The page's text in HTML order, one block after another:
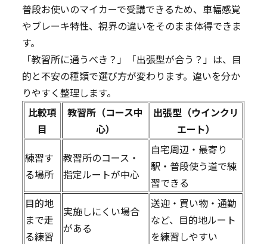
普段お使いのマイカーで受講できるため、車幅感覚
やブレーキ特性、視界の違いをそのまま体得できま
す。
「教習所に通うべき？」「出張型が合う？」は、目
的と不安の種類で選び方が変わります。違いを分か
りやすく整理します。
比較項
目
教習所（コース中
心）
出張型（ウインクリ
エート）
練習す
る場所
教習所のコース・
指定ルートが中心
自宅周辺・最寄り
駅・普段使う道で練
習できる
目的地
まで走
る練習
実施しにくい場合
がある
送迎・買い物・通勤
など、目的地ルート
を練習しやすい